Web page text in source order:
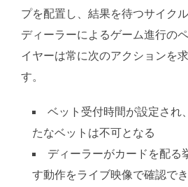
プを配置し、結果を待つサイク
ディーラーによるゲーム進行の
イヤーは常に次のアクションを
す。
ベット受付時間が設定され
たなベットは不可となる
ディーラーがカードを配る
す動作をライブ映像で確認で